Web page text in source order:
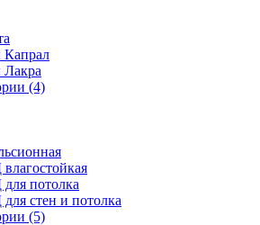
(4)
потолка
стен и потолка
(5)